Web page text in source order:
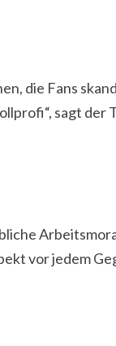
die Fans
sagt der
vor jedem